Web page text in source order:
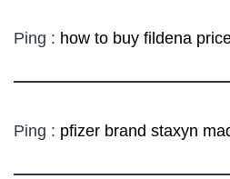
Ping : how to buy fildena
Ping : pfizer brand staxyn